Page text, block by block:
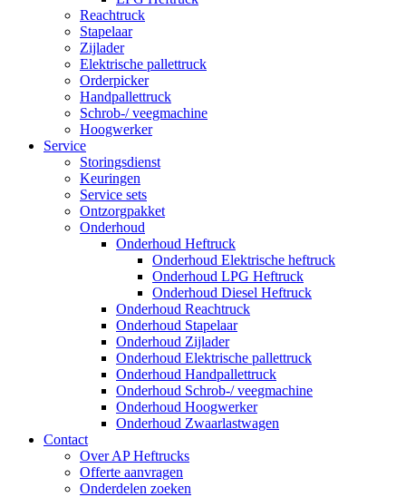
Reachtruck
Stapelaar
Zijlader
Elektrische pallettruck
Orderpicker
Handpallettruck
Schrob-/ veegmachine
Hoogwerker
Service
Storingsdienst
Keuringen
Service sets
Ontzorgpakket
Onderhoud
Onderhoud Heftruck
Onderhoud Elektrische heftruck
Onderhoud LPG Heftruck
Onderhoud Diesel Heftruck
Onderhoud Reachtruck
Onderhoud Stapelaar
Onderhoud Zijlader
Onderhoud Elektrische pallettruck
Onderhoud Handpallettruck
Onderhoud Schrob-/ veegmachine
Onderhoud Hoogwerker
Onderhoud Zwaarlastwagen
Contact
Over AP Heftrucks
Offerte aanvragen
Onderdelen zoeken